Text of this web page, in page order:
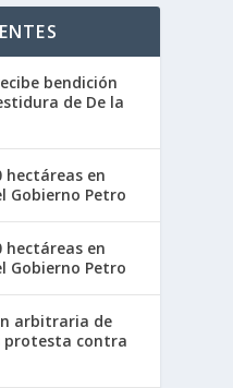
bendición
de De la
hectáreas en
Gobierno Petro
hectáreas en
Gobierno Petro
arbitraria de
protesta contra